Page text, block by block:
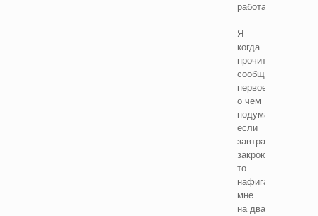
работать.
Я
когда
прочитал
сообщение,
первое
о чем
подумал,
если
завтра
закроют,
то
нафига
мне
на два